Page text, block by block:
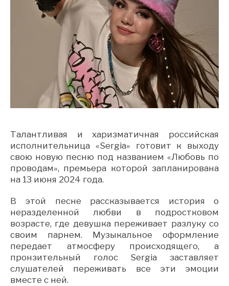
Талантливая и харизматичная российская
исполнительница «Sergia» готовит к выходу
свою новую песню под названием «Любовь по
проводам», премьера которой запланирована
на 13 июня 2024 года.
В этой песне рассказывается история о
неразделенной любви в подростковом
возрасте, где девушка переживает разлуку со
своим парнем. Музыкальное оформление
передает атмосферу происходящего, а
пронзительный голос Sergia заставляет
слушателей переживать все эти эмоции
вместе с ней.